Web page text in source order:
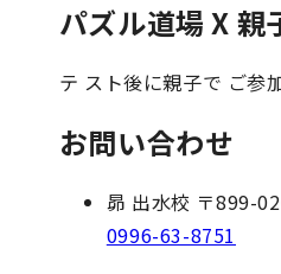
パズル道場 X 親
テ スト後に親子で ご参
お問い合わせ
昴 出水校 〒899-
0996-63-8751